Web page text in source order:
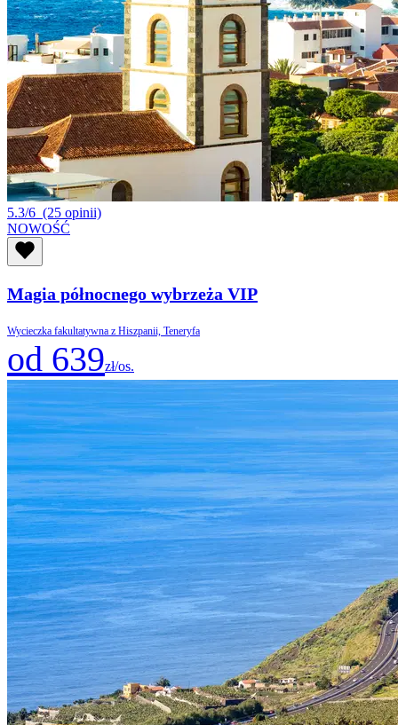
5.3/6 (25 opinii)
NOWOŚĆ
Magia północnego wybrzeża VIP
Wycieczka fakultatywna z Hiszpanii, Teneryfa
od 639zł/os.